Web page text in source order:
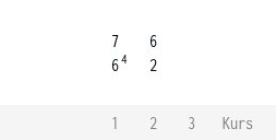
7
64
6
2
1 2 3
Kurs